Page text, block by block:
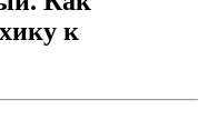
к